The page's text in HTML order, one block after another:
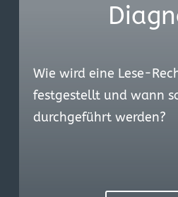
Wie wird eine Lese-
festgestellt und wann
durchgeführt werden?